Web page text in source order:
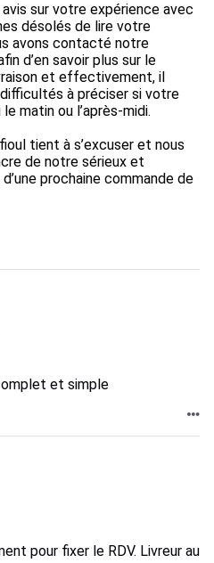
avis sur votre expérience avec
désolés de lire votre
avons contacté notre
d’en savoir plus sur le
et effectivement, il
à préciser si votre
matin ou l’après-midi.
tient à s’excuser et nous
de notre sérieux et
prochaine commande de
et simple
pour fixer le RDV. Livreur au